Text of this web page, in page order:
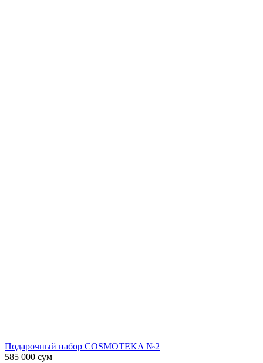
Подарочный набор COSMOTEKA №2
585 000 сум